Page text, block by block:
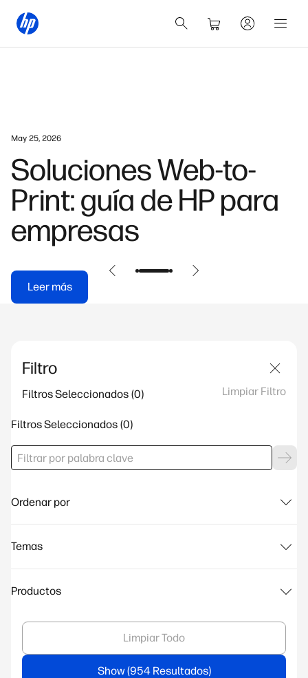
May 25, 2026
Soluciones Web-to-
Print: guía de HP para
empresas
Leer más
Filtro
Filtros Seleccionados Limpiar Filtro
Filtros Seleccionados
Ordenar por
Temas
Productos
Limpiar Todo
Show